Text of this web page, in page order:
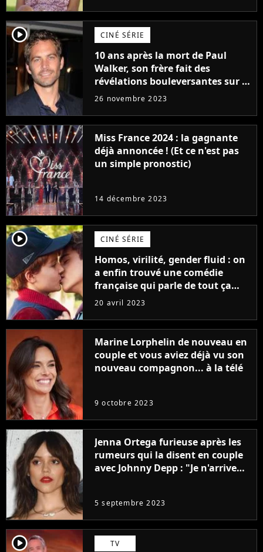
player2 CINÉ SÉRIE
10 ans après la mort de Paul
Walker, son frère fait des
révélations bouleversantes sur la
réaction des acteurs de Fast and
26 novembre 2023
Miss France 2024 : la gagnante
déjà annoncée ! (Et ce n'est pas
un simple pronostic)
14 décembre 2023
player2 CINÉ SÉRIE
Homos, virilité, gender fluid : on
a enfin trouvé une comédie
française qui parle de tout ça
sans être super ringarde
20 avril 2023
Marine Lorphelin de nouveau en
couple et vous aviez déjà vu son
nouveau compagnon... à la télé
9 octobre 2023
Jenna Ortega furieuse après les
rumeurs qui la disent en couple
avec Johnny Depp : "Je n'arrive
5 septembre 2023
player2 TV